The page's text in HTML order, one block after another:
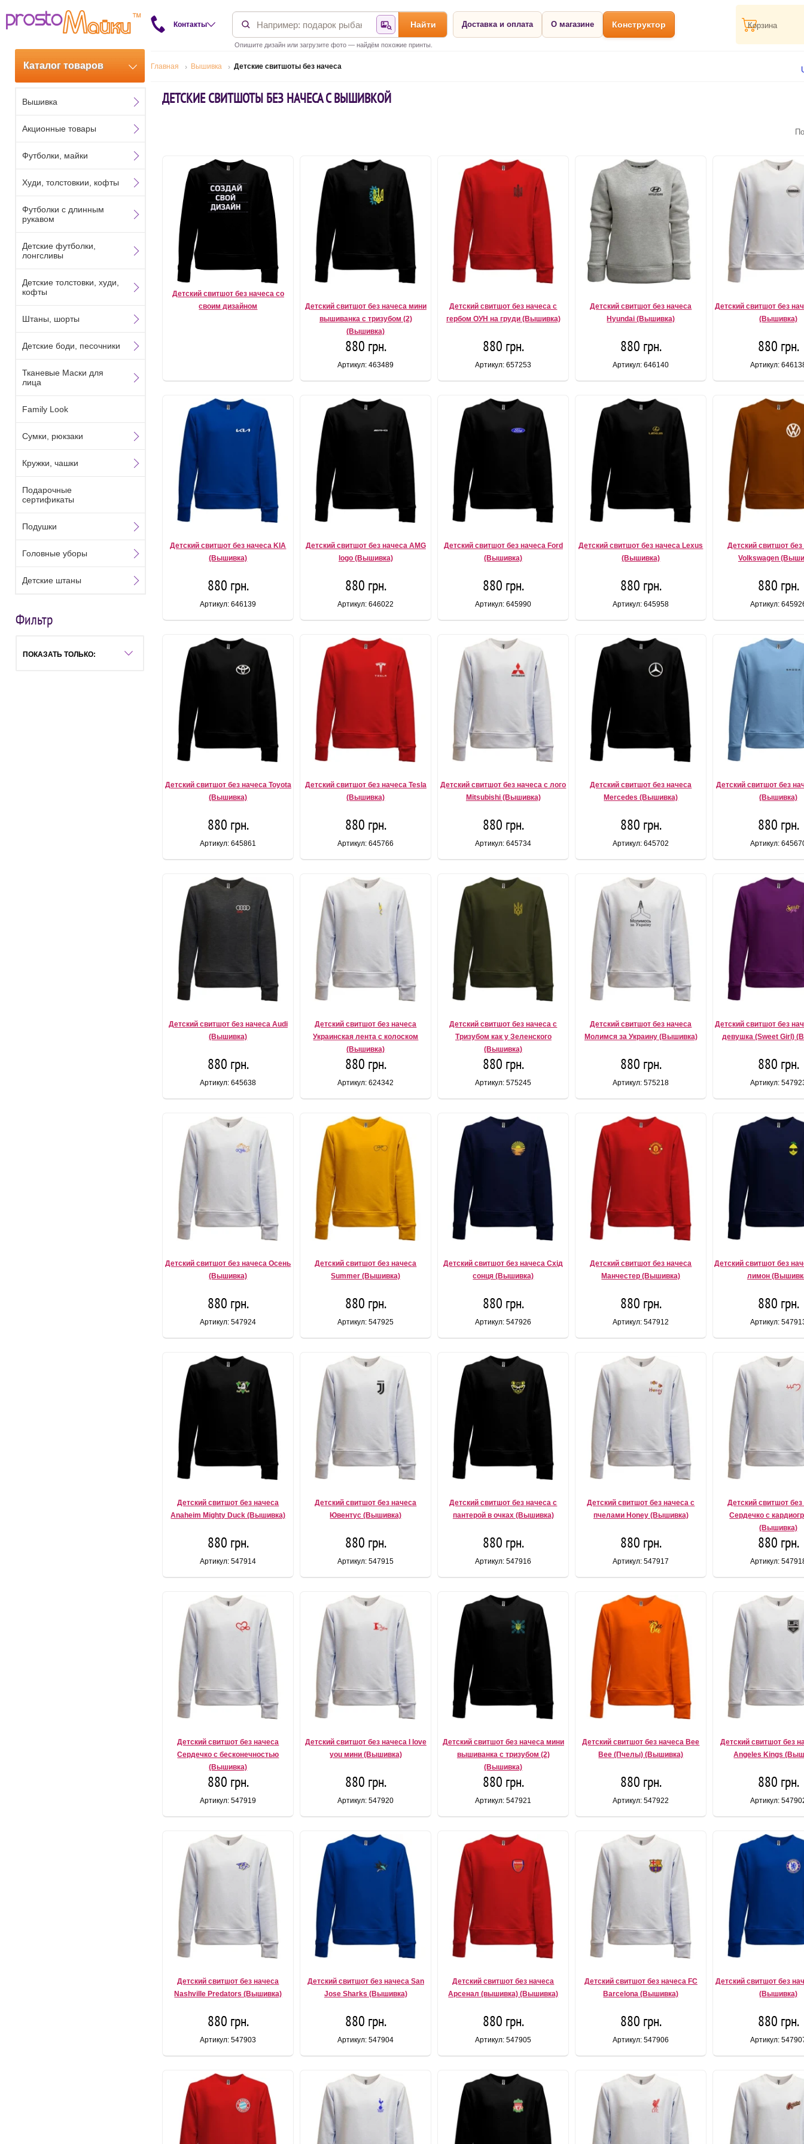
Контакты Найти по фотографии
Найти
Опишите дизайн или загрузите фото — найдём похожие принты.
Доставка и оплата О магазине Конструктор Корзина
Каталог товаров Главная Вышивка Детские свитшоты без начеса
ДЕТСКИЕ СВИТШОТЫ БЕЗ НАЧЕСА С ВЫШИВКОЙ
Детский свитшот без начеса со
своим дизайном
Детский свитшот без начеса мини
вышиванка с тризубом (2)
(Вышивка)
880 грн.
Артикул: 463489
Детский свитшот без начеса с
гербом ОУН на груди (Вышивка)
880 грн.
Артикул: 657253
Детский свитшот без начеса
Hyundai (Вышивка)
880 грн.
Артикул: 646140
Детский свитшот без
(Вышивка)
880 грн.
Артикул:
Детский свитшот без начеса KIA
(Вышивка)
880 грн.
Артикул: 646139
Детский свитшот без начеса AMG
logo (Вышивка)
880 грн.
Артикул: 646022
Детский свитшот без начеса Ford
(Вышивка)
880 грн.
Артикул: 645990
Детский свитшот без начеса Lexus
(Вышивка)
880 грн.
Артикул: 645958
Детский свитшот
Volkswagen
880 грн.
Артикул:
Детский свитшот без начеса Toyota
(Вышивка)
880 грн.
Артикул: 645861
Детский свитшот без начеса Tesla
(Вышивка)
880 грн.
Артикул: 645766
Детский свитшот без начеса с лого
Mitsubishi (Вышивка)
880 грн.
Артикул: 645734
Детский свитшот без начеса
Mercedes (Вышивка)
880 грн.
Артикул: 645702
Детский свитшот без
(Вышивка)
880 грн.
Артикул:
Детский свитшот без начеса Audi
(Вышивка)
880 грн.
Артикул: 645638
Детский свитшот без начеса
Украинская лента с колоском
(Вышивка)
880 грн.
Артикул: 624342
Детский свитшот без начеса с
Тризубом как у Зеленского
(Вышивка)
880 грн.
Артикул: 575245
Детский свитшот без начеса
Молимся за Украину (Вышивка)
880 грн.
Артикул: 575218
Детский свитшот без
девушка (Sweet Girl)
880 грн.
Артикул:
Детский свитшот без начеса Осень
(Вышивка)
880 грн.
Артикул: 547924
Детский свитшот без начеса
Summer (Вышивка)
880 грн.
Артикул: 547925
Детский свитшот без начеса Схід
сонця (Вышивка)
880 грн.
Артикул: 547926
Детский свитшот без начеса
Манчестер (Вышивка)
880 грн.
Артикул: 547912
Детский свитшот без
лимон
880 грн.
Артикул:
Детский свитшот без начеса
Anaheim Mighty Duck (Вышивка)
880 грн.
Артикул: 547914
Детский свитшот без начеса
Ювентус (Вышивка)
880 грн.
Артикул: 547915
Детский свитшот без начеса с
пантерой в очках (Вышивка)
880 грн.
Артикул: 547916
Детский свитшот без начеса с
пчелами Honey (Вышивка)
880 грн.
Артикул: 547917
Детский свитшот
Сердечко с
(Вышивка)
880 грн.
Артикул:
Детский свитшот без начеса
Сердечко с бесконечностью
(Вышивка)
880 грн.
Артикул: 547919
Детский свитшот без начеса I love
you мини (Вышивка)
880 грн.
Артикул: 547920
Детский свитшот без начеса мини
вышиванка с тризубом (2)
(Вышивка)
880 грн.
Артикул: 547921
Детский свитшот без начеса Bee
Bee (Пчелы) (Вышивка)
880 грн.
Артикул: 547922
Детский свитшот без
Angeles Kings
880 грн.
Артикул:
Детский свитшот без начеса
Nashville Predators (Вышивка)
880 грн.
Артикул: 547903
Детский свитшот без начеса San
Jose Sharks (Вышивка)
880 грн.
Артикул: 547904
Детский свитшот без начеса
Арсенал (вышивка) (Вышивка)
880 грн.
Артикул: 547905
Детский свитшот без начеса FC
Barcelona (Вышивка)
880 грн.
Артикул: 547906
Детский свитшот без
(Вышивка)
880 грн.
Артикул:
Вышивка
Акционные товары
Футболки, майки
Худи, толстовкии, кофты
Футболки с длинным
рукавом
Детские футболки,
лонгсливы
Детские толстовки, худи,
кофты
Штаны, шорты
Детские боди, песочники
Тканевые Маски для
лица
Family Look
Сумки, рюкзаки
Кружки, чашки
Подарочные
сертификаты
Подушки
Головные уборы
Детские штаны
Фильтр
ПОКАЗАТЬ ТОЛЬКО: